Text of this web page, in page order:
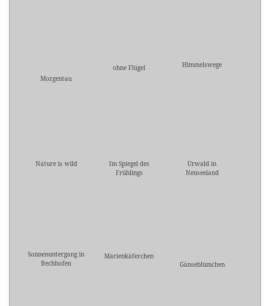
Morgentau
ohne Flügel Himmelswege
Nature is wild
Im Spiegel des
Frühlings
Urwald in
Neuseeland
Sonnenuntergang in
Bechhofen
Marienkäferchen
Gänseblümchen